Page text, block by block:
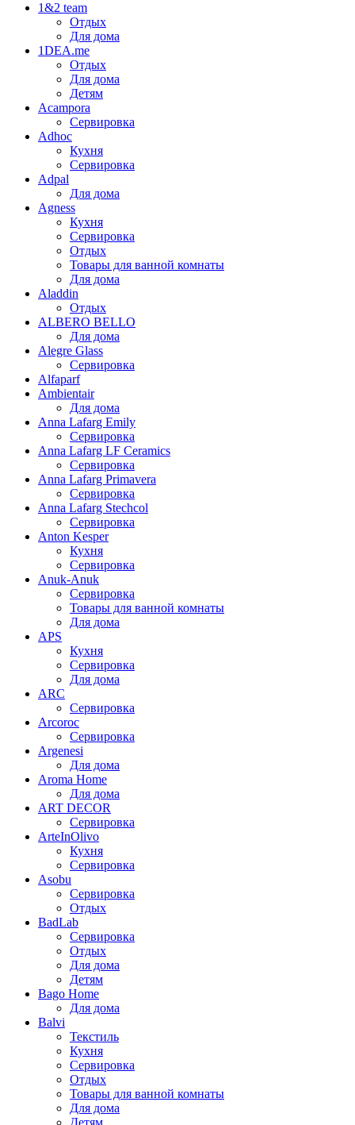
1&2 team
Отдых
Для дома
1DEA.me
Отдых
Для дома
Детям
Acampora
Сервировка
Adhoc
Кухня
Сервировка
Adpal
Для дома
Agness
Кухня
Сервировка
Отдых
Товары для ванной комнаты
Для дома
Aladdin
Отдых
ALBERO BELLO
Для дома
Alegre Glass
Сервировка
Alfaparf
Ambientair
Для дома
Anna Lafarg Emily
Сервировка
Anna Lafarg LF Ceramics
Сервировка
Anna Lafarg Primavera
Сервировка
Anna Lafarg Stechcol
Сервировка
Anton Kesper
Кухня
Сервировка
Anuk-Anuk
Сервировка
Товары для ванной комнаты
Для дома
APS
Кухня
Сервировка
Для дома
ARC
Сервировка
Arcoroc
Сервировка
Argenesi
Для дома
Aroma Home
Для дома
ART DECOR
Сервировка
ArteInOlivo
Кухня
Сервировка
Asobu
Сервировка
Отдых
BadLab
Сервировка
Отдых
Для дома
Детям
Bago Home
Для дома
Balvi
Текстиль
Кухня
Сервировка
Отдых
Товары для ванной комнаты
Для дома